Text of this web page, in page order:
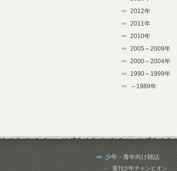
2012年
2011年
2010年
2005～2009年
2000～2004年
1990～1999年
～1989年
少年・青年向け雑誌
週刊少年チャンピオン